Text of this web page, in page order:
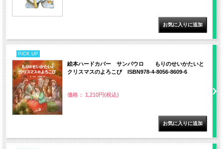
PICK UP
絵本ハードカバー サンパウロ もりのせいかたいと
クリスマスのよろこび ISBN978-4-8056-8609-6
価格： 1,210円(税込)